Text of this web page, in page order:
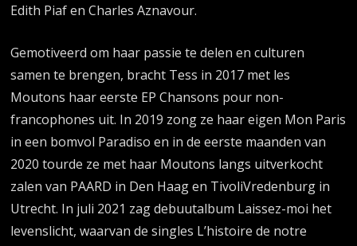
Edith Piaf en Charles Aznavour.
Gemotiveerd om haar passie te delen en culturen
samen te brengen, bracht Tess in 2017 met les
Moutons haar eerste EP Chansons pour non-
francophones uit. In 2019 zong ze haar eigen Mon Paris
in een bomvol Paradiso en in de eerste maanden van
2020 tourde ze met haar Moutons langs uitverkocht
zalen van PAARD in Den Haag en TivoliVredenburg in
Utrecht. In juli 2021 zag debuutalbum Laissez-moi het
levenslicht, waarvan de singles L’histoire de notre